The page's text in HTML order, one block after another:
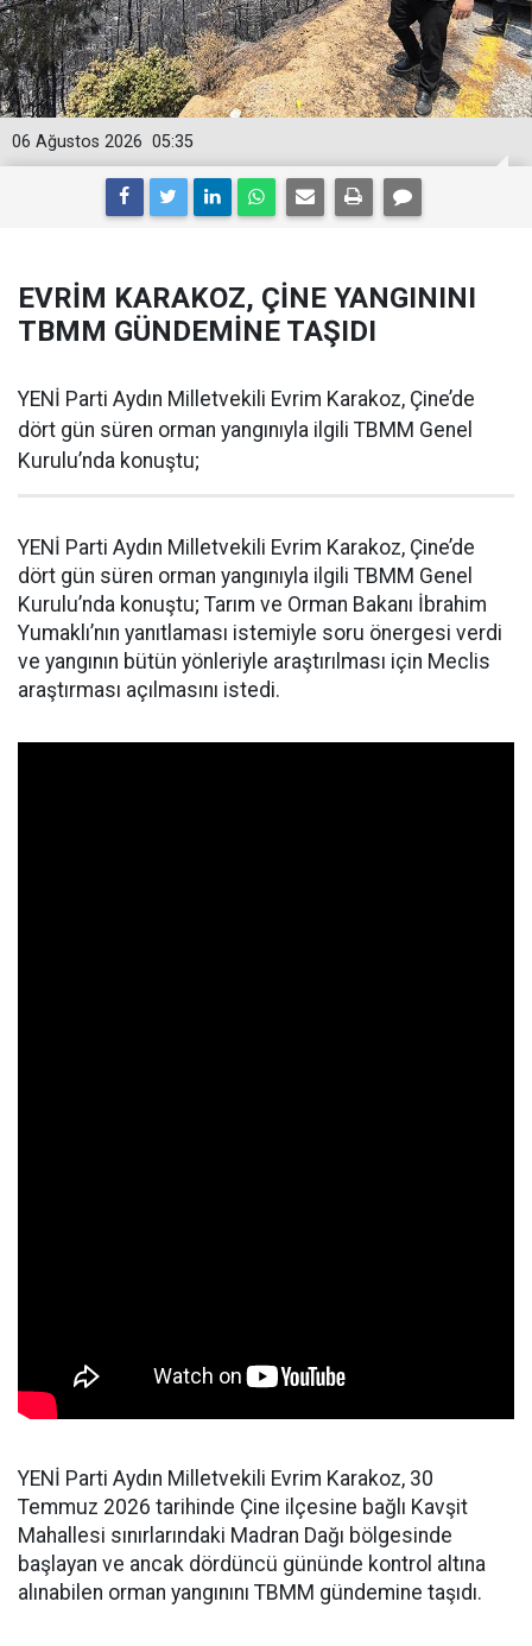
05:35
06 Ağustos 2026
EVRİM KARAKOZ, ÇİNE YANGININI
TBMM GÜNDEMİNE TAŞIDI
YENİ Parti Aydın Milletvekili Evrim Karakoz, Çine’de
dört gün süren orman yangınıyla ilgili TBMM Genel
Kurulu’nda konuştu;
YENİ Parti Aydın Milletvekili Evrim Karakoz, Çine’de
dört gün süren orman yangınıyla ilgili TBMM Genel
Kurulu’nda konuştu; Tarım ve Orman Bakanı İbrahim
Yumaklı’nın yanıtlaması istemiyle soru önergesi verdi
ve yangının bütün yönleriyle araştırılması için Meclis
araştırması açılmasını istedi.
YENİ Parti Aydın Milletvekili Evrim Karakoz, 30
Temmuz 2026 tarihinde Çine ilçesine bağlı Kavşit
Mahallesi sınırlarındaki Madran Dağı bölgesinde
başlayan ve ancak dördüncü gününde kontrol altına
alınabilen orman yangınını TBMM gündemine taşıdı.